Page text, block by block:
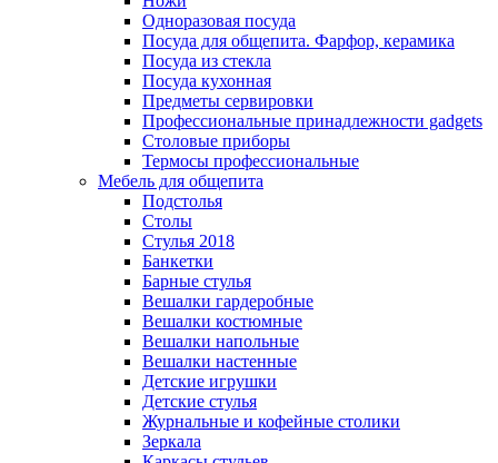
Одноразовая посуда
Посуда для общепита. Фарфор, керамика
Посуда из стекла
Посуда кухонная
Предметы сервировки
Профессиональные принадлежности gadgets
Столовые приборы
Термосы профессиональные
Мебель для общепита
Подстолья
Столы
Стулья 2018
Банкетки
Барные стулья
Вешалки гардеробные
Вешалки костюмные
Вешалки напольные
Вешалки настенные
Детские игрушки
Детские стулья
Журнальные и кофейные столики
Зеркала